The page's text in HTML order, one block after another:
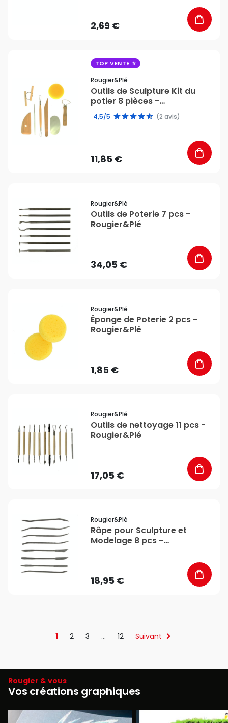
2,69 €
TOP VENTE
Rougier&plé
Outils de Sculpture Kit du
potier 8 pièces -
Rougier&Plé
4,5/5 (2 avis)
11,85 €
Rougier&plé
Outils de Poterie 7 pcs -
Rougier&Plé
34,05 €
Rougier&plé
Éponge de Poterie 2 pcs -
Rougier&Plé
1,85 €
Rougier&plé
Outils de nettoyage 11 pcs -
Rougier&Plé
17,05 €
Rougier&plé
Râpe pour Sculpture et
Modelage 8 pcs -
18,95 €
1 2 3 … 12 Suivant
Rougier & vous
Vos créations graphiques